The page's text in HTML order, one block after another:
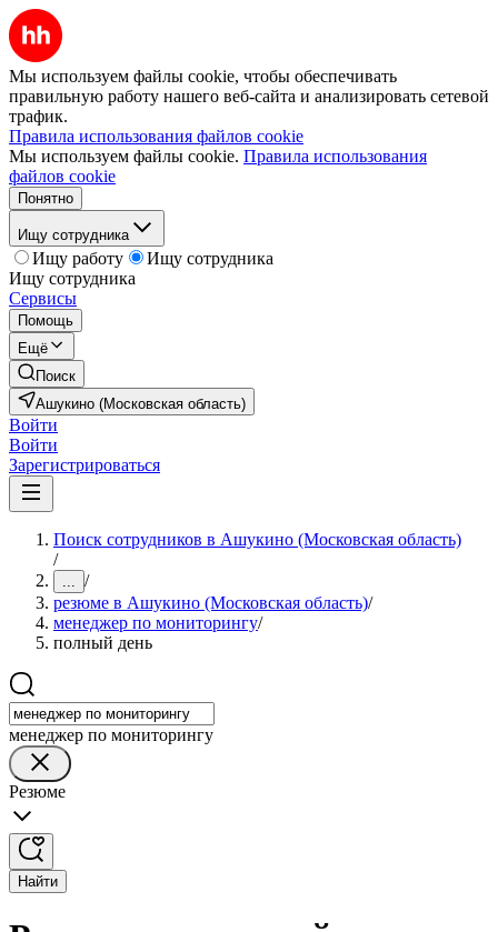
Мы используем файлы cookie, чтобы обеспечивать
правильную работу нашего веб-сайта и анализировать сетевой
трафик.
Правила использования файлов cookie
Мы используем файлы cookie. Правила использования
файлов cookie
Понятно
Ищу сотрудника
Ищу работу
Ищу сотрудника
Ищу сотрудника
Сервисы
Помощь
Ещё
Поиск
Ашукино (Московская область)
Войти
Войти
Зарегистрироваться
Поиск сотрудников в Ашукино (Московская область)
/
... /
резюме в Ашукино (Московская область)/
менеджер по мониторингу/
полный день
менеджер по мониторингу
Резюме
Найти